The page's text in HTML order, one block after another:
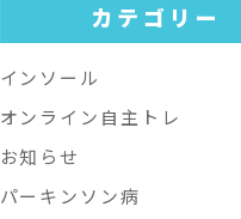
カテゴリー
インソール
オンライン自主トレ
お知らせ
パーキンソン病